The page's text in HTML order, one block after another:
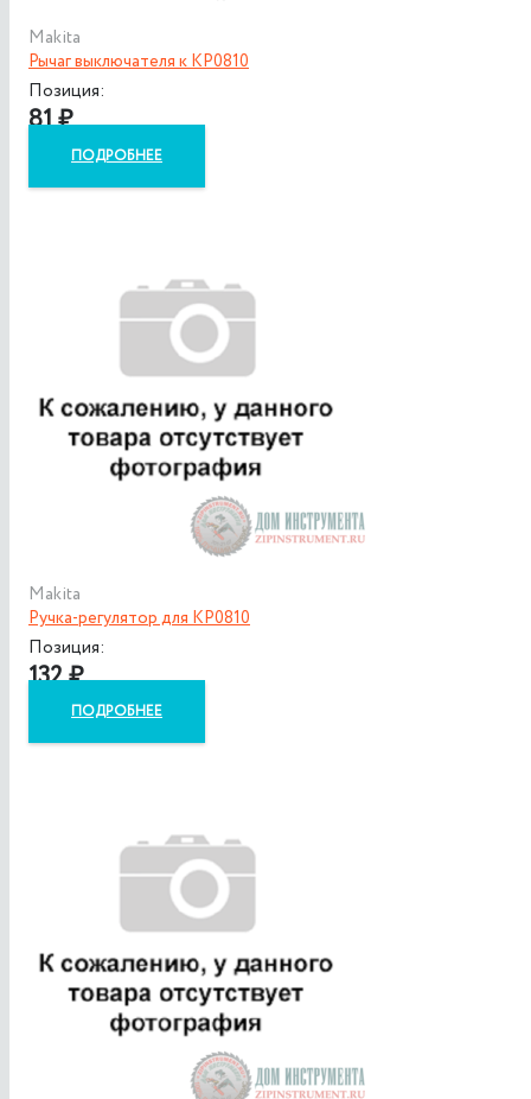
Makita
Рычаг выключателя к KP0810
Позиция:
81₽
ПОДРОБНЕЕ
Makita
Ручка-регулятор для KP0810
Позиция:
132₽
ПОДРОБНЕЕ